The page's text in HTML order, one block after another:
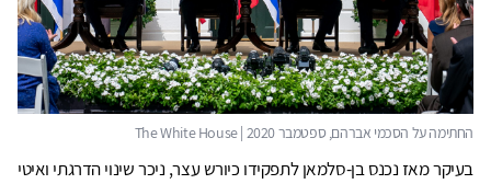
בעיקר מאז נכנס בן-סלמאן לתפקידו כיורש עצר, ניכר שינוי הדרגתי ואיטי